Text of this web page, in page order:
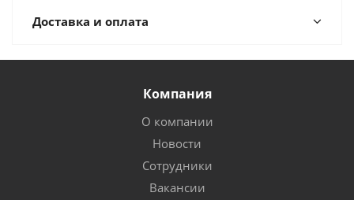
Доставка и оплата
Компания
О компании
Новости
Сотрудники
Вакансии